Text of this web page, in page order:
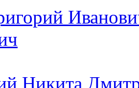
Никита